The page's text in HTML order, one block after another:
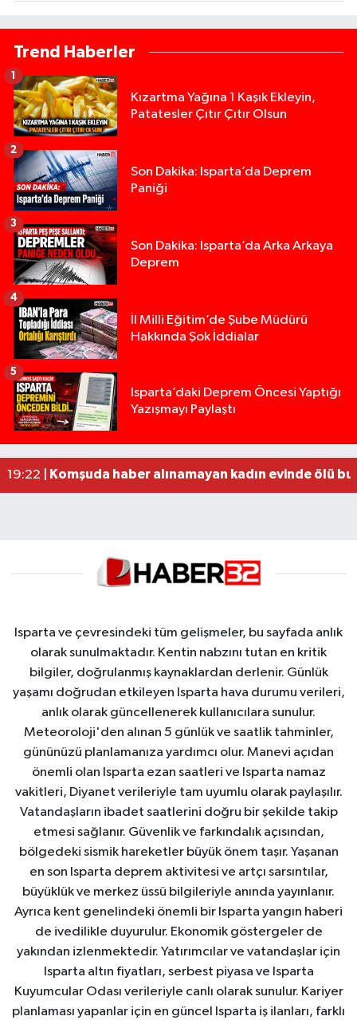
Trend Haberler
Kızartma Yağına 1 Kaşık Ekleyin,
Patatesler Çıtır Çıtır Olsun
1
Son Dakika: Isparta’da Deprem
Paniği
2
Son Dakika: Isparta’da Arka Arkaya
Deprem
3
İl Milli Eğitim’de Şube Müdürü
Hakkında Şok İddialar
4
Isparta’daki Deprem Öncesi Yaptığı
Yazışmayı Paylaştı
5
12:48 |Tur teknesi çalışanlarının birbirine girdiği kavga
02:26 |MOTOSİKLETLE ÇARPIŞAN OTOMOBİL GÜL
19:22 | Komşuda haber alınamayan kadın evinde ölü
13:00 |Yığılca'da kardeşler arasındaki silahlı kavgada
Isparta ve çevresindeki tüm gelişmeler, bu sayfada anlık
olarak sunulmaktadır. Kentin nabzını tutan en kritik
bilgiler, doğrulanmış kaynaklardan derlenir. Günlük
yaşamı doğrudan etkileyen Isparta hava durumu verileri,
anlık olarak güncellenerek kullanıcılara sunulur.
Meteoroloji'den alınan 5 günlük ve saatlik tahminler,
gününüzü planlamanıza yardımcı olur. Manevi açıdan
önemli olan Isparta ezan saatleri ve Isparta namaz
vakitleri, Diyanet verileriyle tam uyumlu olarak paylaşılır.
Vatandaşların ibadet saatlerini doğru bir şekilde takip
etmesi sağlanır. Güvenlik ve farkındalık açısından,
bölgedeki sismik hareketler büyük önem taşır. Yaşanan
en son Isparta deprem aktivitesi ve artçı sarsıntılar,
büyüklük ve merkez üssü bilgileriyle anında yayınlanır.
Ayrıca kent genelindeki önemli bir Isparta yangın haberi
de ivedilikle duyurulur. Ekonomik göstergeler de
yakından izlenmektedir. Yatırımcılar ve vatandaşlar için
Isparta altın fiyatları, serbest piyasa ve Isparta
Kuyumcular Odası verileriyle canlı olarak sunulur. Kariyer
planlaması yapanlar için en güncel Isparta iş ilanları, farklı